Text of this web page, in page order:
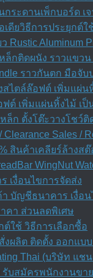
กระดานเพ็กบอร์ด
อเดียวิธีการประยุก
Aluminum
หล็กติดผนัง ราวแข
ราวกันตก มือจั
สไตล์ล๊อฟต์ เพิ่มแผ่
ต์ เพิ่มแผ่นหิ้งไม้ เ
ล็ก ตั้งโต๊ะวางโช
Sales /
สินค้าเคลียร์ล้างส
WingNut
เงื่อนไขการจัดส่ง
บัญชีธนาคาร เงื่อน
คา ส่วนลดพิเศษ
ต์ใช้ วิธีการเลือกซื้อ
งผลิต ติดตั้ง ออกแบ
Thai (บริษัท แช
รับสมัครพนักงานขาย